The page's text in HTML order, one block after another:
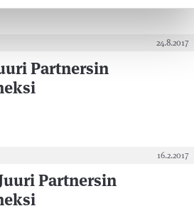
24.8.2017
Partnersin
16.2.2017
Partnersin